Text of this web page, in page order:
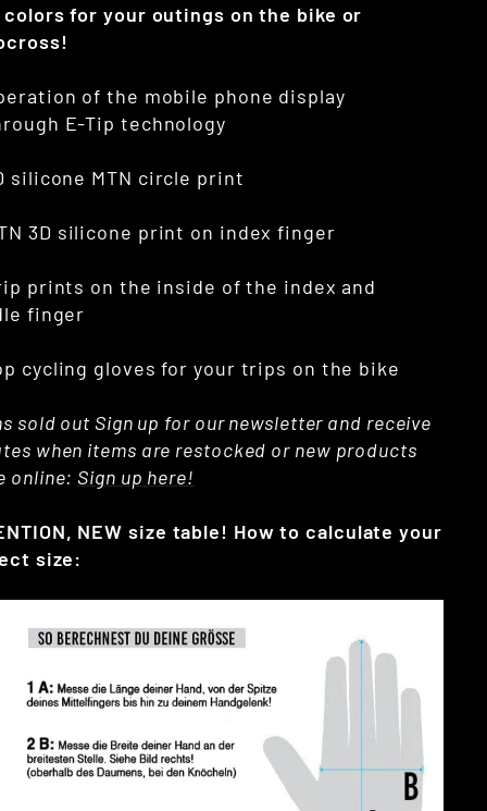
colors for your outings on the bike or
of the mobile phone display
E-Tip technology
silicone MTN circle print
3D silicone print on index finger
prints on the inside of the index and
finger
cycling gloves for your trips on the bike
sold out Sign up for our newsletter and receive
when items are restocked or new products
online: Sign up here!
NEW size table! How to calculate your
size: